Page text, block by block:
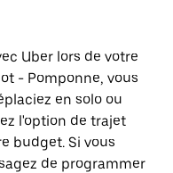
Uber lors de votre
- Pomponne, vous
en solo ou
l'option de trajet
budget. Si vous
de programmer